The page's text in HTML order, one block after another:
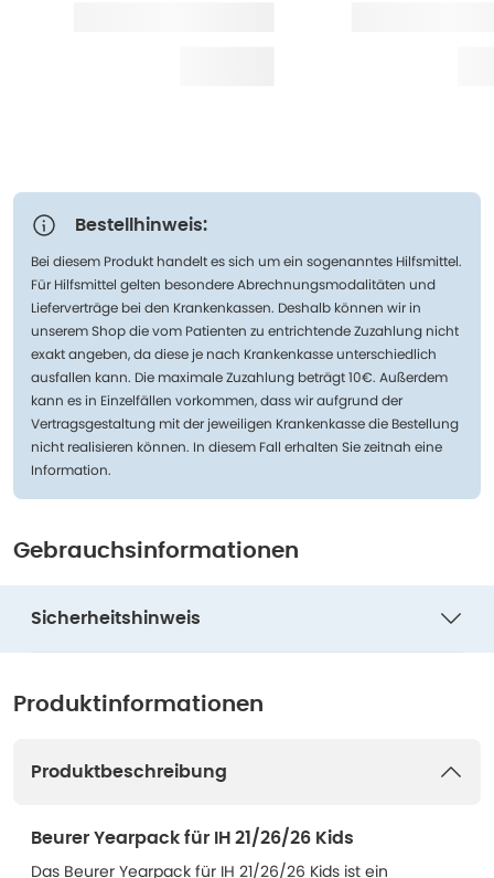
Bestellhinweis:
Bei diesem Produkt handelt es sich um ein sogenanntes Hilfsmittel.
Für Hilfsmittel gelten besondere Abrechnungsmodalitäten und
Lieferverträge bei den Krankenkassen. Deshalb können wir in
unserem Shop die vom Patienten zu entrichtende Zuzahlung nicht
exakt angeben, da diese je nach Krankenkasse unterschiedlich
ausfallen kann. Die maximale Zuzahlung beträgt 10€. Außerdem
kann es in Einzelfällen vorkommen, dass wir aufgrund der
Vertragsgestaltung mit der jeweiligen Krankenkasse die Bestellung
nicht realisieren können. In diesem Fall erhalten Sie zeitnah eine
Information.
Gebrauchsinformationen
Sicherheitshinweis
Produktinformationen
Produktbeschreibung
Beurer Yearpack für IH 21/26/26 Kids
Das Beurer Yearpack für IH 21/26/26 Kids ist ein